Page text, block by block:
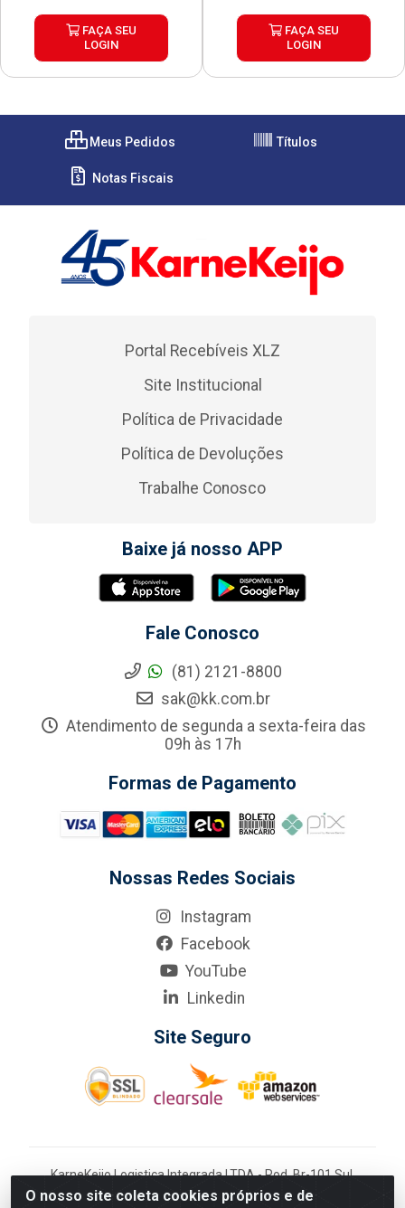
FAÇA SEU
LOGIN
FAÇA SEU
LOGIN
O nosso site coleta cookies próprios e de
Meus Pedidos Títulos
Notas Fiscais
Portal Recebíveis XLZ
Site Institucional
Política de Privacidade
Política de Devoluções
Trabalhe Conosco
Baixe já nosso APP
Fale Conosco
(81) 2121-8800
sak@kk.com.br
Atendimento de segunda a sexta-feira das
09h às 17h
Formas de Pagamento
Nossas Redes Sociais
Instagram
Facebook
YouTube
Linkedin
Site Seguro
KarneKeijo Logistica Integrada LTDA - Rod. Br-101 Sul,
nº3700 - Barro, Recife/PE, 50900-400 CNPJ: